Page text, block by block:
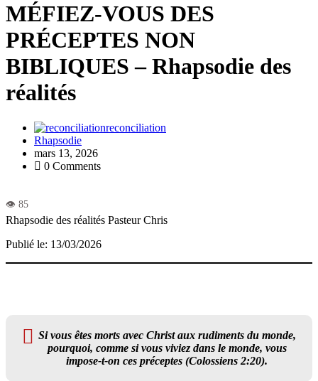
MÉFIEZ-VOUS DES
PRÉCEPTES NON
BIBLIQUES – Rhapsodie des
réalités
reconciliation
Rhapsodie
mars 13, 2026
0 Comments
Rhapsodie des réalités Pasteur Chris
Publié le: 13/03/2026
Si vous êtes morts avec Christ aux rudiments du monde,
pourquoi, comme si vous viviez dans le monde, vous
impose-t-on ces préceptes (Colossiens 2:20).